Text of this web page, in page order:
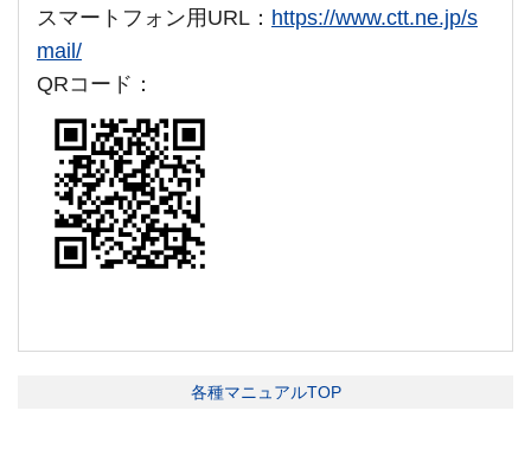
スマートフォン用URL： https://www.ctt.ne.jp/s
mail/
QRコード：
各種マニュアルTOP